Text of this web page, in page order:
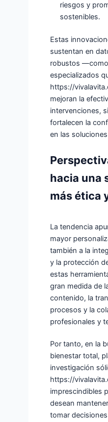
riesgos y
sostenibles.
Estas
sustentan en
robustos
especializados
https://
mejoran la
intervenciones,
fortalecen la
en las
hacia una
más ética
La tendencia
mayor
también a la
y la protección
estas
gran medida de
contenido, la
procesos y la
profesionales y
Por tanto, en la
bienestar total,
investigación
https://
imprescindibles
desean
tomar